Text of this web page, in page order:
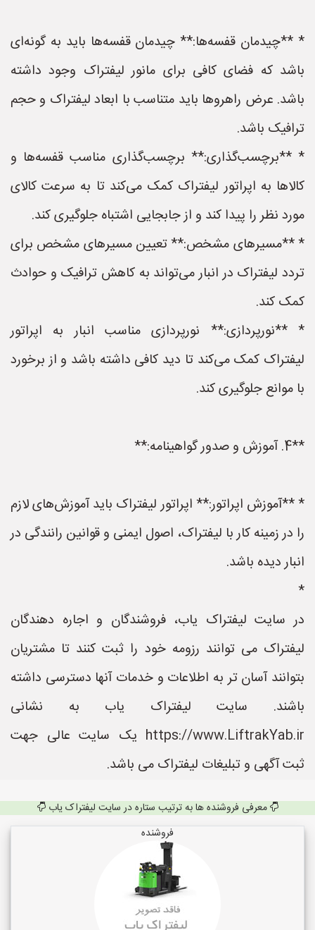
* **چیدمان قفسه‌ها:** چیدمان قفسه‌ها باید به گونه‌ای
باشد که فضای کافی برای مانور لیفتراک وجود داشته
باشد. عرض راهروها باید متناسب با ابعاد لیفتراک و حجم
ترافیک باشد.
* **برچسب‌گذاری:** برچسب‌گذاری مناسب قفسه‌ها و
کالاها به اپراتور لیفتراک کمک می‌کند تا به سرعت کالای
مورد نظر را پیدا کند و از جابجایی اشتباه جلوگیری کند.
* **مسیرهای مشخص:** تعیین مسیرهای مشخص برای
تردد لیفتراک در انبار می‌تواند به کاهش ترافیک و حوادث
کمک کند.
* **نورپردازی:** نورپردازی مناسب انبار به اپراتور
لیفتراک کمک می‌کند تا دید کافی داشته باشد و از برخورد
با موانع جلوگیری کند.
**4. آموزش و صدور گواهینامه:**
* **آموزش اپراتور:** اپراتور لیفتراک باید آموزش‌های لازم
را در زمینه کار با لیفتراک، اصول ایمنی و قوانین رانندگی در
انبار دیده باشد.
*
در سایت لیفتراک یاب، فروشندگان و اجاره دهندگان
لیفتراک می توانند رزومه خود را ثبت کنند تا مشتریان
بتوانند آسان تر به اطلاعات و خدمات آنها دسترسی داشته
باشند. سایت لیفتراک یاب به نشانی
https://www.LiftrakYab.ir یک سایت عالی جهت
ثبت آگهی و تبلیغات لیفتراک می باشد.
معرفی فروشنده ها به ترتیب ستاره در سایت لیفتراک یاب
فروشنده